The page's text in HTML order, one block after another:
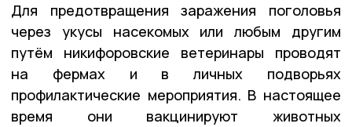
Для предотвращения заражения поголовья
через укусы насекомых или любым другим
путём никифоровские ветеринары проводят
на фермах и в личных подворьях
профилактические мероприятия. В настоящее
время они вакцинируют животных